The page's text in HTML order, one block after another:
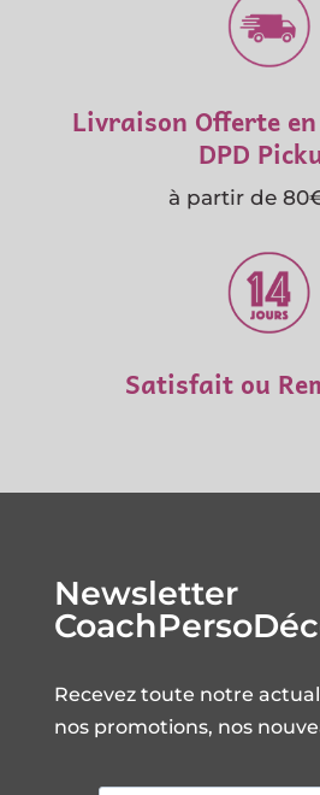
Livraison Offerte
DPD
à partir de
Satisfait ou
Newsletter
Recevez toute notre
nos promotions, nos